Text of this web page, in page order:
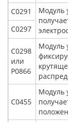
С0291
Модуль
С0297
С0298
или
Р0866
Модуль
С0455
Модуль